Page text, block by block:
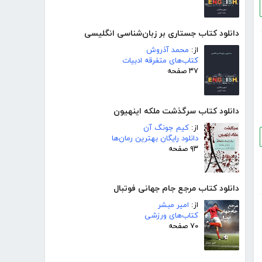
دانلود کتاب جستاری بر زبان‌شناسی انگلیسی
از: محمد آذروش
کتاب‌های متفرقه ادبیات
۳۷ صفحه
دانلود کتاب سرگذشت ملکه اینهیون
از: کیم جونگ آن
دانلود رایگان بهترین رمان‌ها
۹۳ صفحه
دانلود کتاب مرجع جام جهانی فوتبال
از: امیر مبشر
کتاب‌های ورزشی
۷۰ صفحه